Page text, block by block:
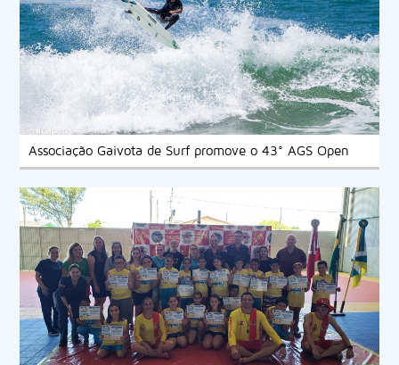
Associação Gaivota de Surf promove o 43° AGS Open